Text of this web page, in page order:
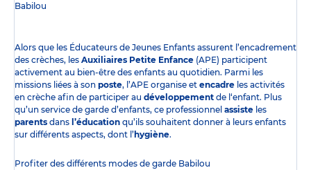
Babilou
Alors que les Éducateurs de Jeunes Enfants assurent l’encadrement
des crèches, les Auxiliaires Petite Enfance (APE) participent
activement au bien-être des enfants au quotidien. Parmi les
missions liées à son poste, l’APE organise et encadre les activités
en crèche afin de participer au développement de l‘enfant. Plus
qu’un service de garde d’enfants, ce professionnel assiste les
parents dans l’éducation qu’ils souhaitent donner à leurs enfants
sur différents aspects, dont l’ hygiène.
Profiter des différents modes de garde Babilou